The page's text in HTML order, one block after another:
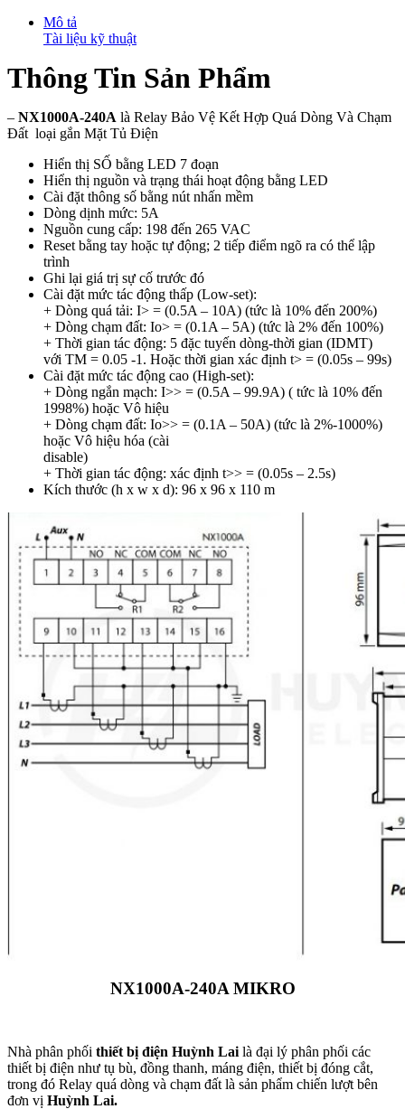
Mô tả
Tài liệu kỹ thuật
Thông Tin Sản Phẩm
– NX1000A-240A là Relay Bảo Vệ Kết Hợp Quá Dòng Và Chạm
Đất loại gắn Mặt Tủ Điện
Hiển thị SỐ bằng LED 7 đoạn
Hiển thị nguồn và trạng thái hoạt động bằng LED
Cài đặt thông số bằng nút nhấn mềm
Dòng dịnh mức: 5A
Nguồn cung cấp: 198 đến 265 VAC
Reset bằng tay hoặc tự động; 2 tiếp điểm ngõ ra có thể lập
trình
Ghi lại giá trị sự cố trước đó
Cài đặt mức tác động thấp (Low-set):
+ Dòng quá tải: I> = (0.5A – 10A) (tức là 10% đến 200%)
+ Dòng chạm đất: Io> = (0.1A – 5A) (tức là 2% đến 100%)
+ Thời gian tác động: 5 đặc tuyến dòng-thời gian (IDMT)
với TM = 0.05 -1. Hoặc thời gian xác định t> = (0.05s – 99s)
Cài đặt mức tác động cao (High-set):
+ Dòng ngắn mạch: I>> = (0.5A – 99.9A) ( tức là 10% đến
1998%) hoặc Vô hiệu
+ Dòng chạm đất: Io>> = (0.1A – 50A) (tức là 2%-1000%)
hoặc Vô hiệu hóa (cài
disable)
+ Thời gian tác động: xác định t>> = (0.05s – 2.5s)
Kích thước (h x w x d): 96 x 96 x 110 m
NX1000A-240A MIKRO
Nhà phân phối thiết bị điện Huỳnh Lai là đại lý phân phối các
thiết bị điện như tụ bù, đồng thanh, máng điện, thiết bị đóng cắt,
trong đó Relay quá dòng và chạm đất là sản phẩm chiến lượt bên
đơn vị Huỳnh Lai.